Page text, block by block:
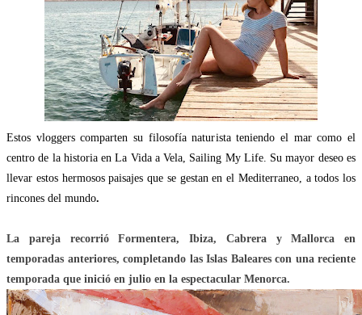
Estos vloggers comparten su filosofía naturista teniendo el mar como el
centro de la historia en La Vida a Vela, Sailing My Life. Su mayor deseo es
llevar estos hermosos paisajes que se gestan en el Mediterraneo, a todos los
rincones del mundo.
La pareja recorrió Formentera, Ibiza, Cabrera y Mallorca en
temporadas anteriores, completando las Islas Baleares con una reciente
temporada que inició en julio en la espectacular Menorca.